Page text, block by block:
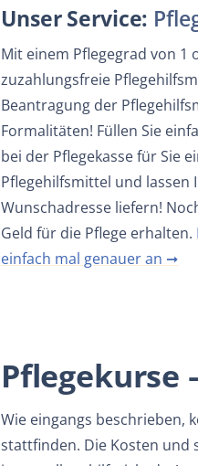
Unser Service:
Mit einem Pflegegrad von
zuzahlungsfreie
Beantragung der
Formalitäten! Füllen Sie
bei der Pflegekasse für Sie
Pflegehilfsmittel und lassen
Wunschadresse liefern!
Geld für die Pflege erhalten.
einfach mal genauer an ➞
Wie eingangs beschrieben,
stattfinden. Die Kosten und